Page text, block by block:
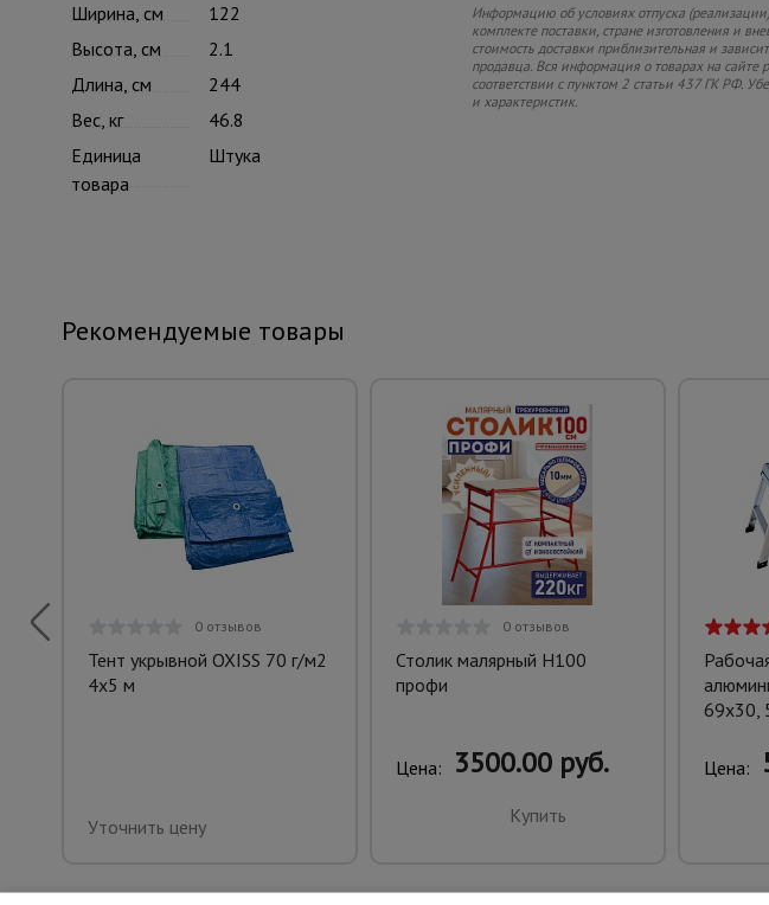
Ширина, см
122
Высота, см
2.1
Длина, см
244
Вес, кг
46.8
Единица
товара
Штука
Информацию об условиях отпуска
комплекте поставки, стране изготовления и
стоимость доставки приблизительная и
продавца. Вся информация о товарах на сайте
соответствии с пунктом 2 статьи 437 ГК РФ.
и характеристик.
Рекомендуемые товары
0 отзывов
Тент укрывной OXISS 70 г/м2
4х5 м
Уточнить цену
0 отзывов
Столик малярный H100
профи
Цена: 3500.00 руб.
Купить
69x30,
Цена: